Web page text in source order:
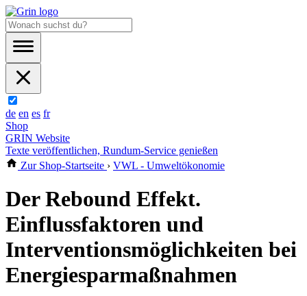
de en es fr
Shop
GRIN Website
Texte veröffentlichen, Rundum-Service genießen
Zur Shop-Startseite › VWL - Umweltökonomie
Der Rebound Effekt.
Einflussfaktoren und
Interventionsmöglichkeiten bei
Energiesparmaßnahmen